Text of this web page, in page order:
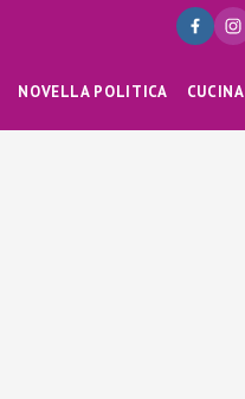
NOVELLA POLITICA CUCINA